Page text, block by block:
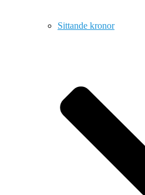
Sittande kronor